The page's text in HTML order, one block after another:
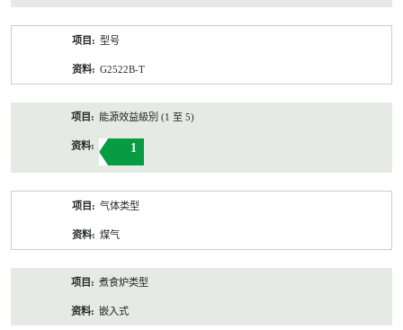
型号
G2522B-T
能源效益級別 (1 至 5)
1
气体类型
煤气
煮食炉类型
嵌入式